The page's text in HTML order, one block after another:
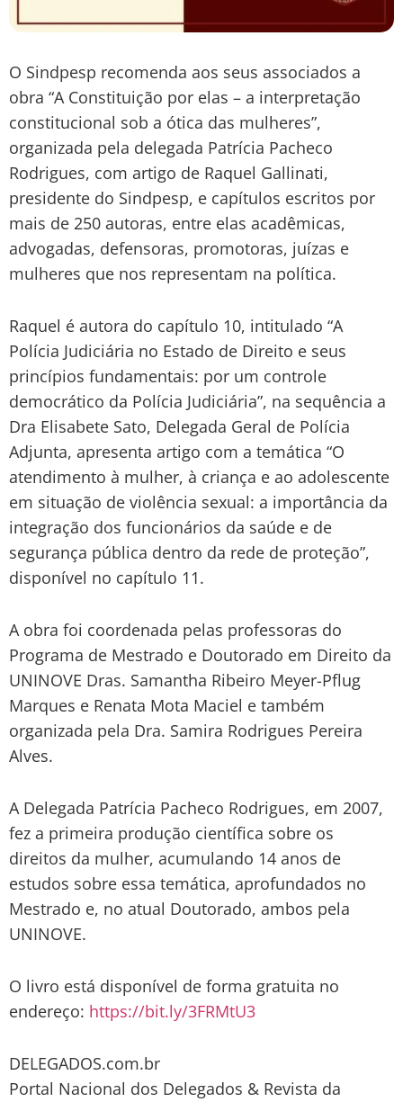
O Sindpesp recomenda aos seus associados a
obra “A Constituição por elas – a interpretação
constitucional sob a ótica das mulheres”,
organizada pela delegada Patrícia Pacheco
Rodrigues, com artigo de Raquel Gallinati,
presidente do Sindpesp, e capítulos escritos por
mais de 250 autoras, entre elas acadêmicas,
advogadas, defensoras, promotoras, juízas e
mulheres que nos representam na política.
Raquel é autora do capítulo 10, intitulado “A
Polícia Judiciária no Estado de Direito e seus
princípios fundamentais: por um controle
democrático da Polícia Judiciária”, na sequência a
Dra Elisabete Sato, Delegada Geral de Polícia
Adjunta, apresenta artigo com a temática “O
atendimento à mulher, à criança e ao adolescente
em situação de violência sexual: a importância da
integração dos funcionários da saúde e de
segurança pública dentro da rede de proteção”,
disponível no capítulo 11.
A obra foi coordenada pelas professoras do
Programa de Mestrado e Doutorado em Direito da
UNINOVE Dras. Samantha Ribeiro Meyer-Pflug
Marques e Renata Mota Maciel e também
organizada pela Dra. Samira Rodrigues Pereira
Alves.
A Delegada Patrícia Pacheco Rodrigues, em 2007,
fez a primeira produção científica sobre os
direitos da mulher, acumulando 14 anos de
estudos sobre essa temática, aprofundados no
Mestrado e, no atual Doutorado, ambos pela
UNINOVE.
O livro está disponível de forma gratuita no
endereço: https://bit.ly/3FRMtU3
DELEGADOS.com.br
Portal Nacional dos Delegados & Revista da